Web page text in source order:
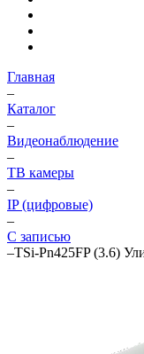
Главная
–
Каталог
–
Видеонаблюдение
–
ТВ камеры
–
IP (цифровые)
–
С записью
–TSi-Pn425FP (3.6)